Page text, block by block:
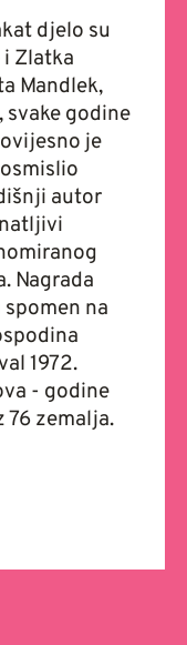
djelo su
Zlatka
Mandlek,
godine
je
autor
Nagrada
na
1972.
- godine
76 zemalja.